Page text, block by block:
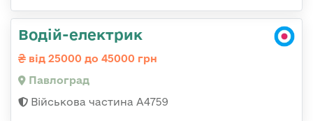
Водій-електрик
від 25000 до 45000 грн
Павлоград
Військова частина А4759